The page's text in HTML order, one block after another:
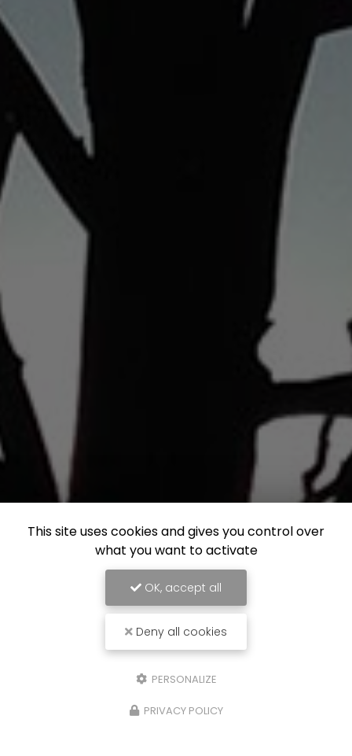
This site uses cookies and gives you control over
what you want to activate
OK, accept all
Deny all cookies
PERSONALIZE
PRIVACY POLICY